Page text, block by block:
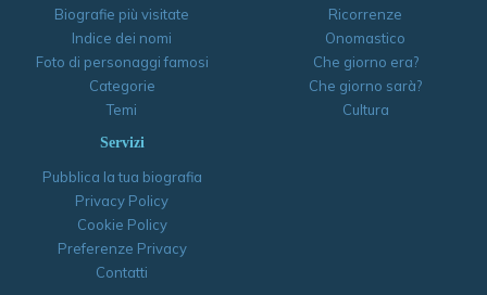
Biografie più visitate
Indice dei nomi
Foto di personaggi famosi
Categorie
Temi
Ricorrenze
Onomastico
Che giorno era?
Che giorno sarà?
Cultura
Servizi
Pubblica la tua biografia
Privacy Policy
Cookie Policy
Preferenze Privacy
Contatti